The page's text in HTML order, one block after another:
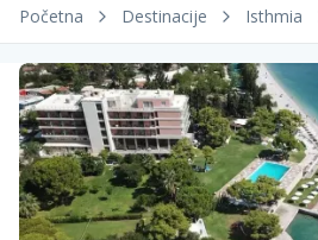
Početna Destinacije Isthmia